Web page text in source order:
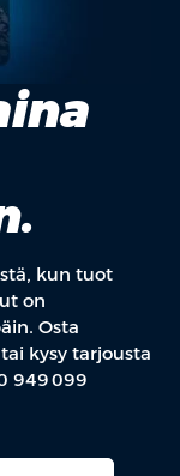
kun tuot
on
Osta
kysy tarjousta
949 099